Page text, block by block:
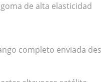
de alta elasticidad
completo enviada